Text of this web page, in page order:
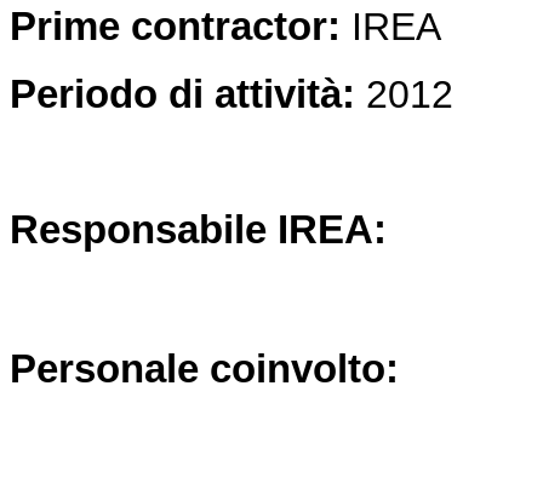
Prime contractor: IREA
Periodo di attività: 2012
Responsabile IREA:
Personale coinvolto: